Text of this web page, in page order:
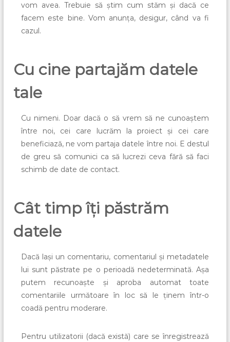
vom avea. Trebuie să știm cum stăm și dacă ce
facem este bine. Vom anunța, desigur, când va fi
cazul.
Cu cine partajăm datele
tale
Cu nimeni. Doar dacă o să vrem să ne cunoaștem
între noi, cei care lucrăm la proiect și cei care
beneficiază, ne vom partaja datele între noi. E destul
de greu să comunici ca să lucrezi ceva fără să faci
schimb de date de contact.
Cât timp îți păstrăm
datele
Dacă lași un comentariu, comentariul și metadatele
lui sunt păstrate pe o perioadă nedeterminată. Așa
putem recunoaște și aproba automat toate
comentariile următoare în loc să le ținem într-o
coadă pentru moderare.
Pentru utilizatorii (dacă există) care se înregistrează